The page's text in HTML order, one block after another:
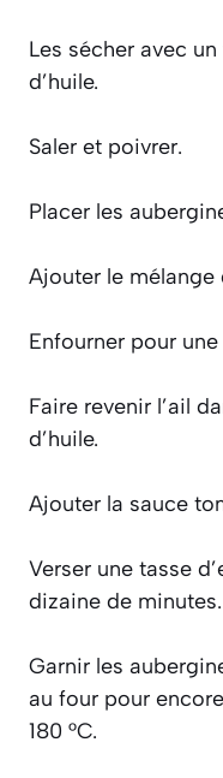
Les sécher avec
d’huile.
Saler et poivrer.
Placer les
Ajouter le mélange
Enfourner pour
Faire revenir l’ail
d’huile.
Ajouter la sauce
Verser une tasse
dizaine de minutes.
Garnir les
au four pour
180 °C.